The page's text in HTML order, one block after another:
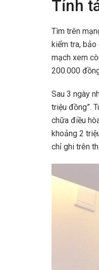
Tỉnh
Tìm trên
kiểm tra,
mạch xem
200.000
Sau 3 ngày
triệu đồng”.
chữa điều
khoảng 2
chỉ ghi trên